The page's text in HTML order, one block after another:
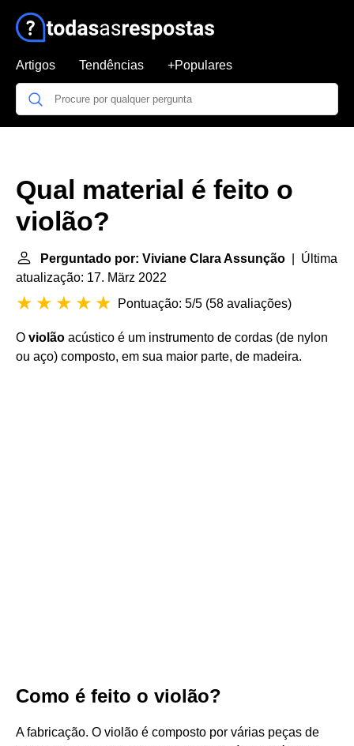
Artigos Tendências +Populares
Qual material é feito o
violão?
Perguntado por: Viviane Clara Assunção | Última
atualização: 17. März 2022
Pontuação: 5/5 (58 avaliações)
O violão acústico é um instrumento de cordas (de nylon
ou aço) composto, em sua maior parte, de madeira.
Como é feito o violão?
A fabricação. O violão é composto por várias peças de